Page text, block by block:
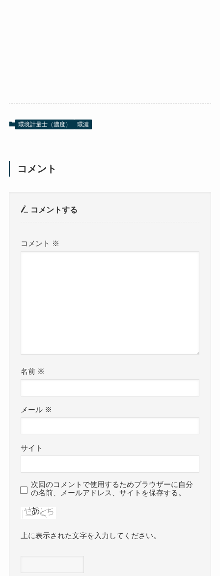
環境計量士（濃度） 環濃
コメント
コメントする
コメント ※
名前 ※
メール ※
サイト
次回のコメントで使用するためブラウザーに自分
の名前、メールアドレス、サイトを保存する。
上に表示された文字を入力してください。